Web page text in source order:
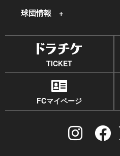
球団情報
TICKET
FCマイページ